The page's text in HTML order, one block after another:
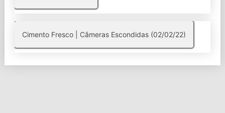
Cimento Fresco | Câmeras Escondidas (02/02/22)